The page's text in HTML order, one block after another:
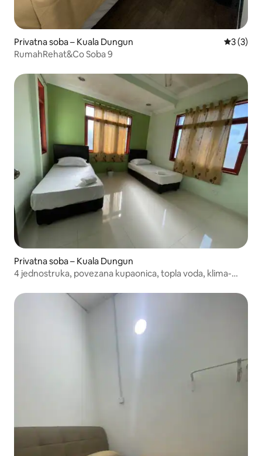
Privatna soba – Kuala Dungun
3 (3)
RumahRehat&Co Soba 9
Privatna soba – Kuala Dungun
4 jednostruka, povezana kupaonica, topla voda, klima-